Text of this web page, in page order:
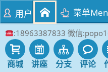
:18963387833 微信
商城 讲座 分支 评论
用户 菜单